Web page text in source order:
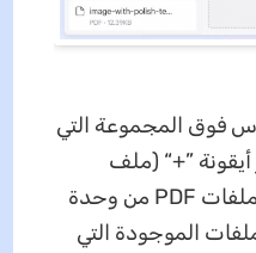
فوق المجموعة التي
”+“ (ملف
جديد). انقر فوقها لتحميل ملفات PDF من وحدة
الموجودة التي